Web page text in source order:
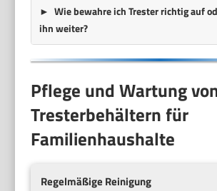
Wie bewahre ich Trester richtig auf
ihn weiter?
Pflege und Wartung
Tresterbehältern für
Familienhaushalte
Regelmäßige Reinigung